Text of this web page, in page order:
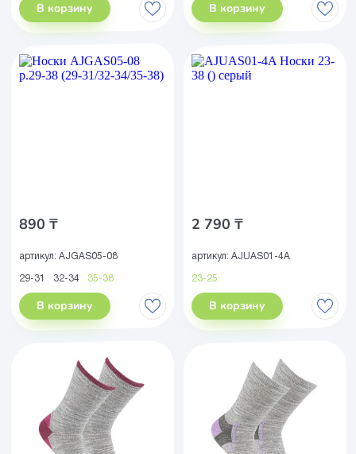
В корзину В корзину
890 ₸
артикул: AJGAS05-08
29-31 32-34 35-38
В корзину
2 790 ₸
артикул: AJUAS01-4A
23-25
В корзину